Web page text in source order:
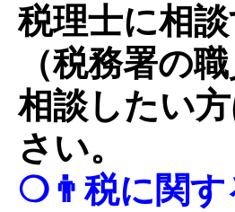
税理士に相
（税務署の
相談したい
さい。
❍👨税に関す